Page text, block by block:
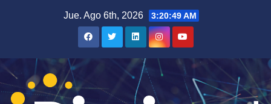
Jue. Ago 6th, 2026 3:20:50 AM